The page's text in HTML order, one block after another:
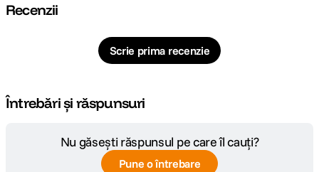
Recenzii
Scrie prima recenzie
Întrebări și răspunsuri
Nu găsești răspunsul pe care îl cauți?
Pune o întrebare